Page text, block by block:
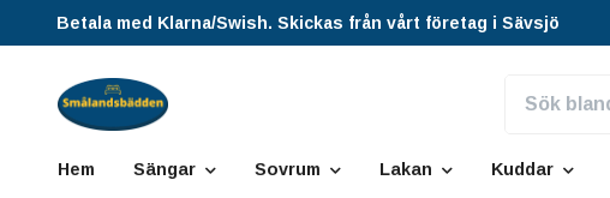
Betala med Klarna/Swish. Skickas från vårt företag i Sävsjö
Hem Sängar Sovrum Lakan Kuddar